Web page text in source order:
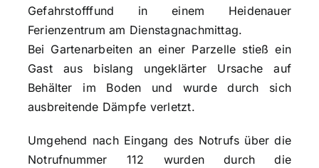
Gefahrstofffund in einem Heidenauer
Ferienzentrum am Dienstagnachmittag.
Bei Gartenarbeiten an einer Parzelle stieß ein
Gast aus bislang ungeklärter Ursache auf
Behälter im Boden und wurde durch sich
ausbreitende Dämpfe verletzt.
Umgehend nach Eingang des Notrufs über die
Notrufnummer 112 wurden durch die